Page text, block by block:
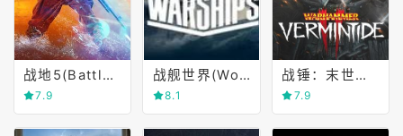
战地5(Battlefield Ⅴ)
7.9
战舰世界(World of Warships)
8.1
战锤：末世鼠疫2(Warhammer)
7.9